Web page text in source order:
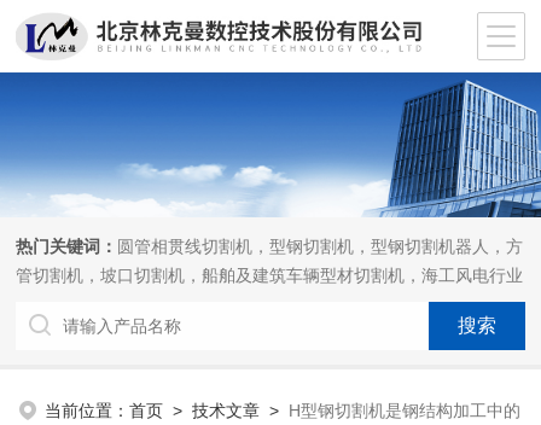
热门关键词： 圆管相贯线切割机，型钢切割机，型钢切割机器人，方
管切割机，坡口切割机，船舶及建筑车辆型材切割机，海工风电行业
当前位置：首页 >技术文章 > H型钢切割机是钢结构加工中的